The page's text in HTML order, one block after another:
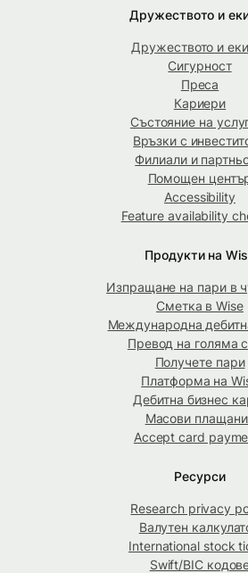
Дружеството и
Дружеството и
Сигурност
Преса
Кариери
Състояние на
Връзки с
Филиали и
Помощен
Accessibility
Feature availability
Продукти на
Изпращане на пари в
Сметка в Wise
Международна
Превод на голяма
Получете пари
Платформа на
Дебитна бизнес
Масови
Accept card
Ресурси
Research privacy
Валутен
International stock
Swift/BIC